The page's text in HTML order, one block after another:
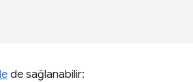
de sağlanabilir: